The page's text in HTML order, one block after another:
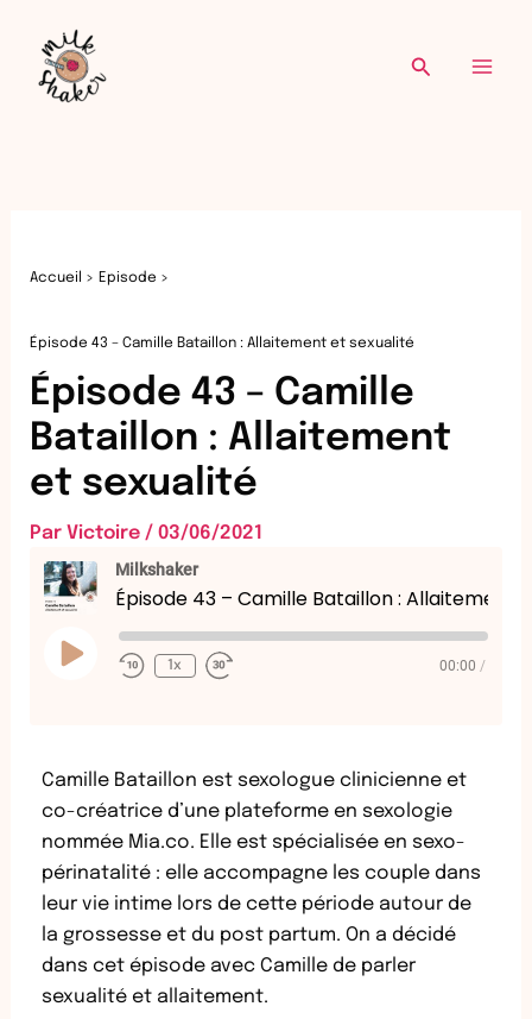
contenu
Accueil Episode
Épisode 43 – Camille Bataillon : Allaitement et sexualité
Épisode 43 – Camille
Bataillon : Allaitement
et sexualité
Par Victoire / 03/06/2021
Milkshaker
Episode
1x 00:00 /
Camille Bataillon est sexologue clinicienne et
co-créatrice d’une plateforme en sexologie
nommée Mia.co. Elle est spécialisée en sexo-
périnatalité : elle accompagne les couple dans
leur vie intime lors de cette période autour de
la grossesse et du post partum. On a décidé
dans cet épisode avec Camille de parler
sexualité et allaitement.